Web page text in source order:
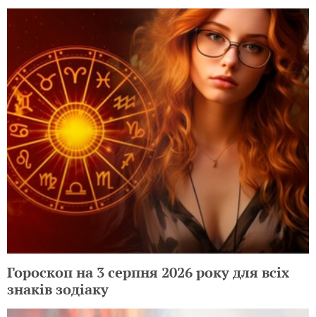
Гороскоп на 3 серпня 2026 року для всіх
знаків зодіаку